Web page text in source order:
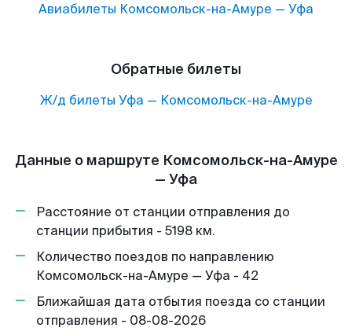
Авиабилеты Комсомольск-на-Амуре — Уфа
Обратные билеты
Ж/д билеты Уфа — Комсомольск-на-Амуре
Данные о маршруте Комсомольск-на-Амуре
— Уфа
Расстояние от станции отправления до
станции прибытия - 5198 км.
Количество поездов по направлению
Комсомольск-на-Амуре — Уфа - 42
Ближайшая дата отбытия поезда со станции
отправления - 08-08-2026